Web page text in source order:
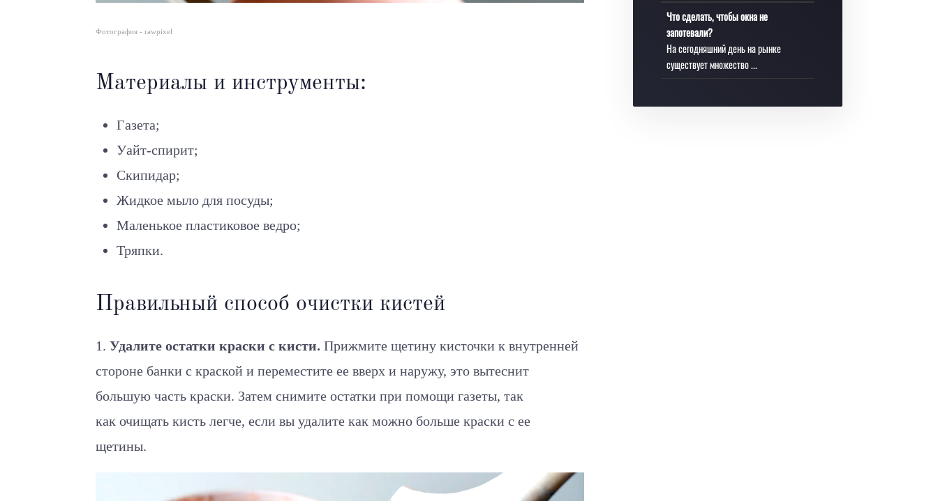
Фотография - rawpixel
Материалы и инструменты:
Газета;
Уайт-спирит;
Скипидар;
Жидкое мыло для посуды;
Маленькое пластиковое ведро;
Тряпки.
Правильный способ очистки кистей
1. Удалите остатки краски с кисти. Прижмите щетину кисточки к внутренней
стороне банки с краской и переместите ее вверх и наружу, это вытеснит
большую часть краски. Затем снимите остатки при помощи газеты, так
как очищать кисть легче, если вы удалите как можно больше краски с ее
щетины.
Что сделать, чтобы окна не
запотевали?
На сегодняшний день на рынке
существует множество ...